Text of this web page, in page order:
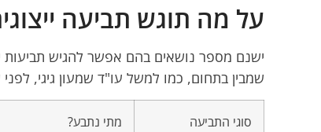
על מה תוגש תביעה
ישנם מספר נושאים בהם אפשר להגיש תביעות
שמבין בתחום, כמו למשל עו"ד שמעון גיגי,
סוגי התביעה מתי נתבע?